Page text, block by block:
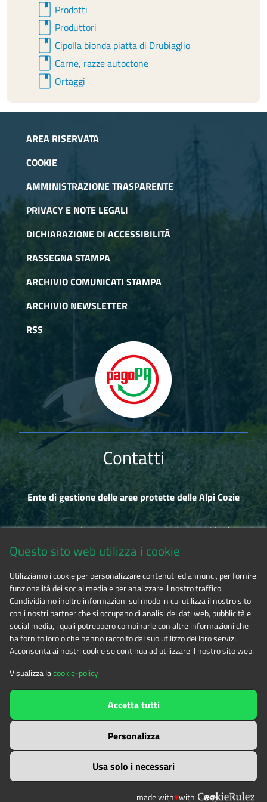
Via Foresto 17, 10059 Susa (TO) - 392 3503493
info@cascinagrinova.it
az.agrinova@gmail.com
Facebook: Agrinova
Instagram: @az_agrinova
book Prodotti
book Produttori
book Cipolla bionda piatta di Drubiaglio
book Carne, razze autoctone
book Ortaggi
AREA RISERVATA
COOKIE
AMMINISTRAZIONE TRASPARENTE
PRIVACY E NOTE LEGALI
DICHIARAZIONE DI ACCESSIBILITÀ
RASSEGNA STAMPA
ARCHIVIO COMUNICATI STAMPA
ARCHIVIO NEWSLETTER
RSS
Contatti
Ente di gestione delle aree protette delle Alpi Cozie
Via Fransuà Fontan, 1 - 10050 Salbertrand (TO)
Tel. 0122.854720
E-mailalpicozie@cert.ruparpiemonte.it
The contents of this websitebyEnte di gestione delle aree
protette delle Alpi Cozieis licensed under
Attribution-NonCommercial-NoDerivatives 4.0 International
Questo sito web utilizza i cookie
Utilizziamo i cookie per personalizzare contenuti ed annunci, per fornire
funzionalità dei social media e per analizzare il nostro traffico.
Condividiamo inoltre informazioni sul modo in cui utilizza il nostro sito
con i nostri partner che si occupano di analisi dei dati web, pubblicità e
social media, i quali potrebbero combinarle con altre informazioni che
ha fornito loro o che hanno raccolto dal suo utilizzo dei loro servizi.
Acconsenta ai nostri cookie se continua ad utilizzare il nostro sito web.
Visualizza lacookie-policy
Usa solo i necessari
Personalizza
Accetta tutti
made with♥with